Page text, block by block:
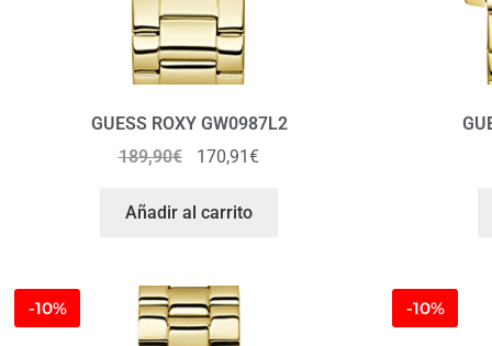
GUESS ROXY GW0987L2
189,90€ 170,91€
Añadir al carrito
-10% -10%